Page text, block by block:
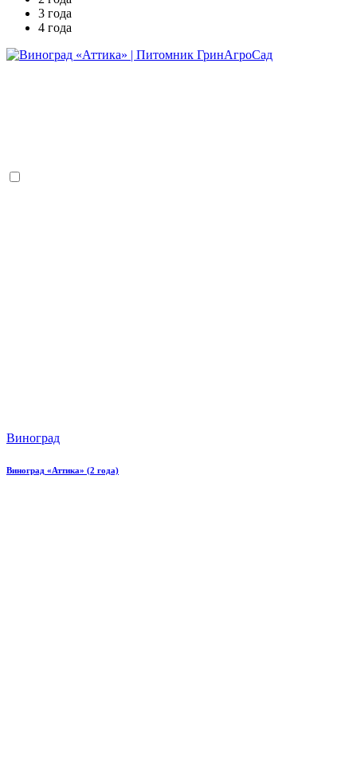
3 года
4 года
Виноград
Виноград «Аттика» (2 года)